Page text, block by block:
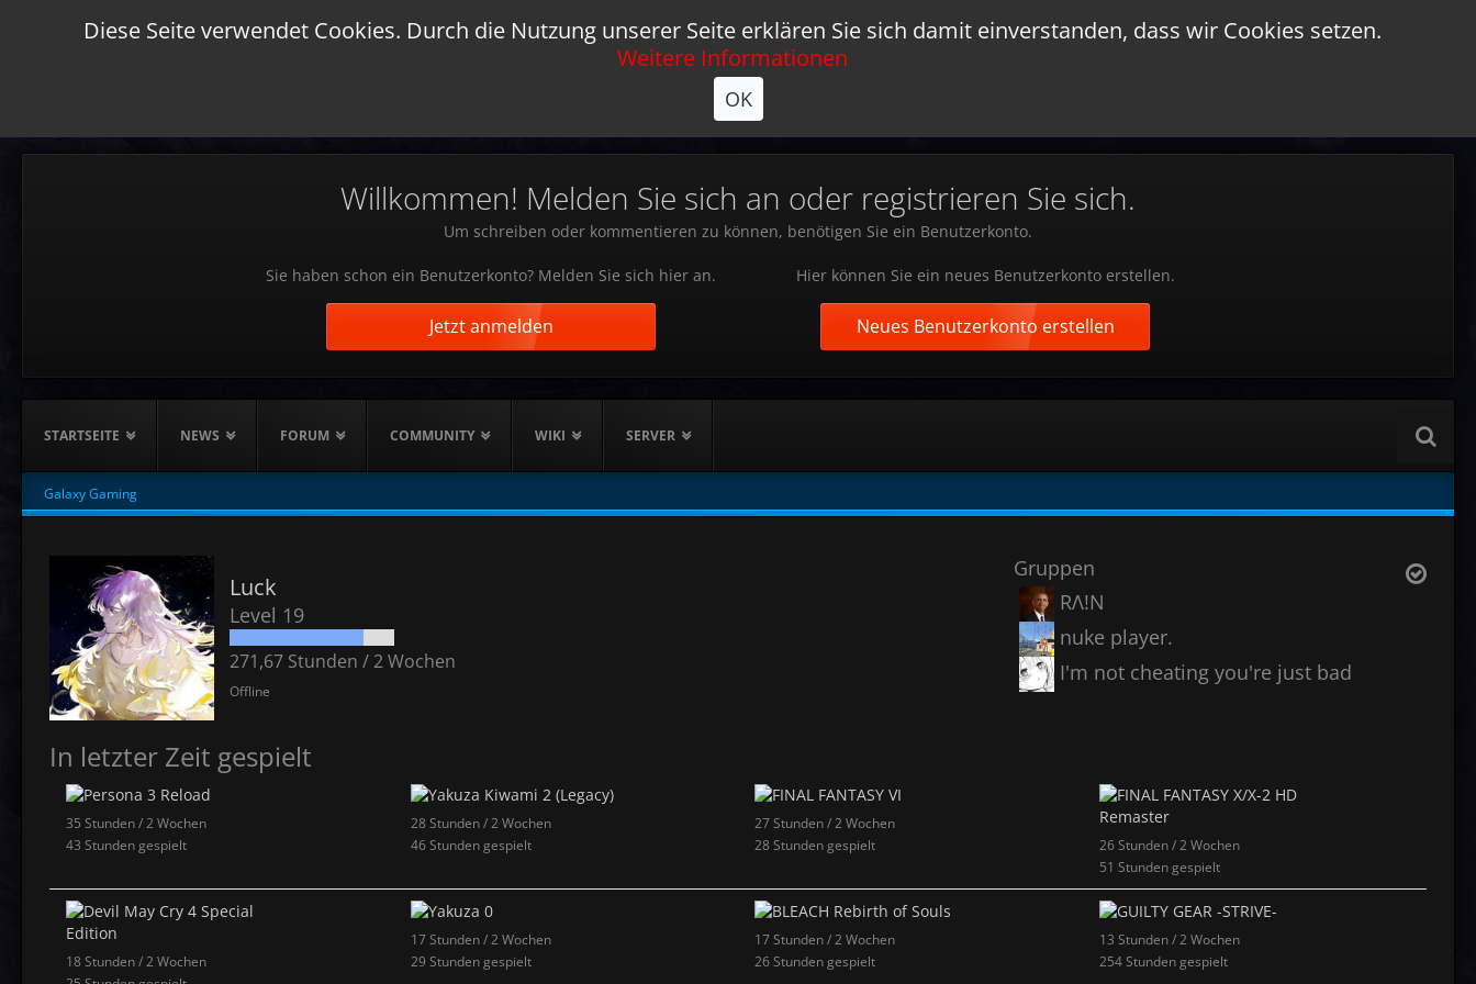
Willkommen! Melden Sie sich an oder registrieren Sie sich.
Um schreiben oder kommentieren zu können, benötigen Sie ein Benutzerkonto.
Sie haben schon ein Benutzerkonto? Melden Sie sich hier an.
Jetzt anmelden
Hier können Sie ein neues Benutzerkonto erstellen.
Neues Benutzerkonto erstellen
STARTSEITE NEWS FORUM COMMUNITY WIKI SERVER
Galaxy Gaming
Luck
Level 19
271,67 Stunden / 2 Wochen
Offline
Gruppen
RΛ!N
nuke player.
I'm not cheating you're just bad
In letzter Zeit gespielt
35 Stunden / 2 Wochen
43 Stunden gespielt
28 Stunden / 2 Wochen
46 Stunden gespielt
27 Stunden / 2 Wochen
28 Stunden gespielt
26 Stunden / 2 Wochen
51 Stunden gespielt
18 Stunden / 2 Wochen
17 Stunden / 2 Wochen
29 Stunden gespielt
17 Stunden / 2 Wochen
26 Stunden gespielt
13 Stunden / 2 Wochen
254 Stunden gespielt
Diese Seite verwendet Cookies. Durch die Nutzung unserer Seite erklären Sie sich damit einverstanden, dass wir Cookies setzen.
Weitere Informationen
OK